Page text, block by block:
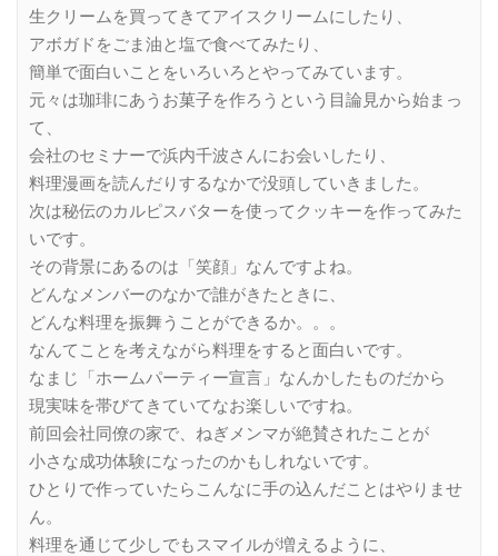
生クリームを買ってきてアイスクリームにしたり、
アボガドをごま油と塩で食べてみたり、
簡単で面白いことをいろいろとやってみています。
元々は珈琲にあうお菓子を作ろうという目論見から始まっ
て、
会社のセミナーで浜内千波さんにお会いしたり、
料理漫画を読んだりするなかで没頭していきました。
次は秘伝のカルピスバターを使ってクッキーを作ってみた
いです。
その背景にあるのは「笑顔」なんですよね。
どんなメンバーのなかで誰がきたときに、
どんな料理を振舞うことができるか。。。
なんてことを考えながら料理をすると面白いです。
なまじ「ホームパーティー宣言」なんかしたものだから
現実味を帯びてきていてなお楽しいですね。
前回会社同僚の家で、ねぎメンマが絶賛されたことが
小さな成功体験になったのかもしれないです。
ひとりで作っていたらこんなに手の込んだことはやりませ
ん。
料理を通じて少しでもスマイルが増えるように、